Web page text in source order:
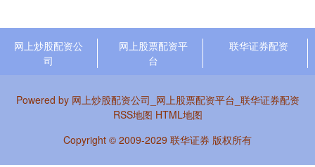
网上炒股配资公
司
网上股票配资平
台
联华证券配资
Powered by 网上炒股配资公司_网上股票配资平台_联华证券配资
RSS地图 HTML地图
Copyright © 2009-2029 联华证券 版权所有